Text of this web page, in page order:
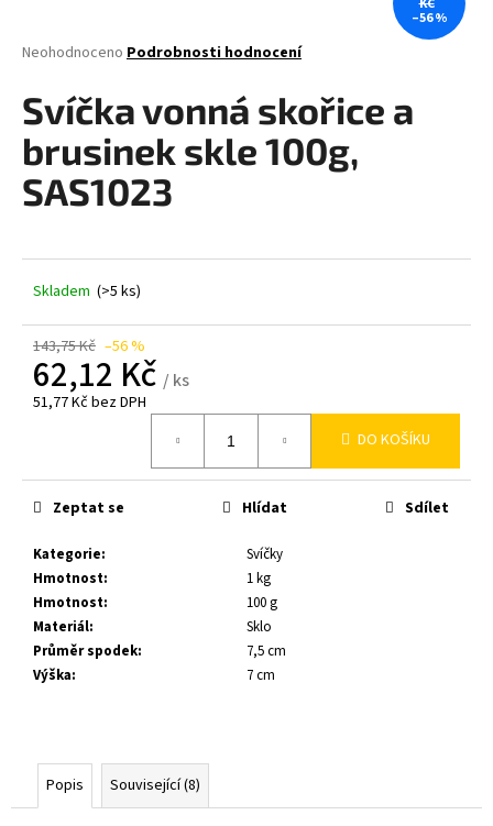
Průměrné
produktu
je
0,0
5
hvězdiček.
Neohodnoceno Podrobnosti hodnocení
Svíčka vonná skořice a
brusinek skle 100g,
SAS1023
Skladem (>5 ks)
143,75 Kč –56 %
62,12 Kč / ks
51,77 Kč bez DPH
DO KOŠÍKU
Kategorie:
Svíčky
Hmotnost:
1 kg
Hmotnost:
100 g
Materiál:
Sklo
Průměr spodek:
7,5 cm
Výška: 7 cm
Zeptat se Hlídat Sdílet
–56 %
Popis Související (8)
j
t
?
HLEDAT
D
o
p
u
m